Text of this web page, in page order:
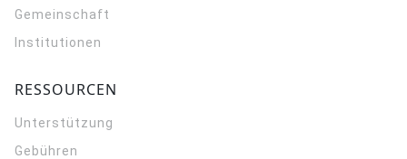
Gemeinschaft
Institutionen
RESSOURCEN
Unterstützung
Gebühren